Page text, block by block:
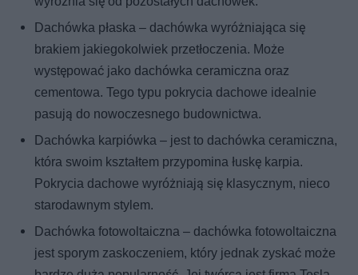
Dachówka płaska – dachówka wyróżniająca się
brakiem jakiegokolwiek przetłoczenia. Może
występować jako dachówka ceramiczna oraz
cementowa. Tego typu pokrycia dachowe idealnie
pasują do nowoczesnego budownictwa.
Dachówka karpiówka – jest to dachówka ceramiczna,
która swoim kształtem przypomina łuskę karpia.
Pokrycia dachowe wyróżniają się klasycznym, nieco
starodawnym stylem.
Dachówka fotowoltaiczna – dachówka fotowoltaiczna
jest sporym zaskoczeniem, który jednak zyskać może